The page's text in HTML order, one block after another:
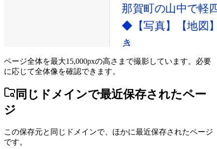
ページ全体を最大15,000pxの高さまで撮影しています。必要
に応じて全体像を確認できます。
同じドメインで最近保存されたペー
ジ
この保存元と同じドメインで、ほかに最近保存されたページ
です。